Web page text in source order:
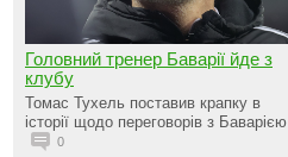
Головний тренер Баварії йде з
клубу
Томас Тухель поставив крапку в
історії щодо переговорів з Баварією
0